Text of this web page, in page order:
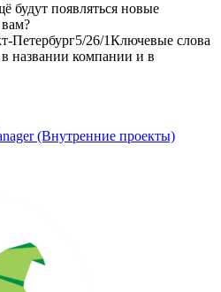
будут появляться новые
Петербург5/26/1Ключевые слова
названии компании и в
(Внутренние проекты)